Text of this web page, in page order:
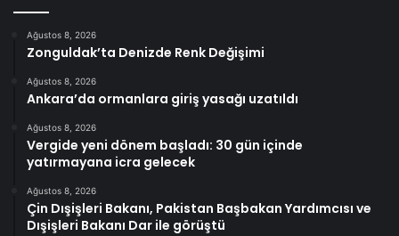
Ağustos 8, 2026
Zonguldak’ta Denizde Renk Değişimi
Ağustos 8, 2026
Ankara’da ormanlara giriş yasağı uzatıldı
Ağustos 8, 2026
Vergide yeni dönem başladı: 30 gün içinde
yatırmayana icra gelecek
Ağustos 8, 2026
Çin Dışişleri Bakanı, Pakistan Başbakan Yardımcısı ve
Dışişleri Bakanı Dar ile görüştü